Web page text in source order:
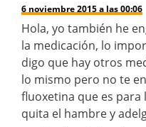
6 noviembre 2015 a las 00:06
Hola, yo también he
la medicación, lo
digo que hay otros
lo mismo pero no te
fluoxetina que es para
quita el hambre y